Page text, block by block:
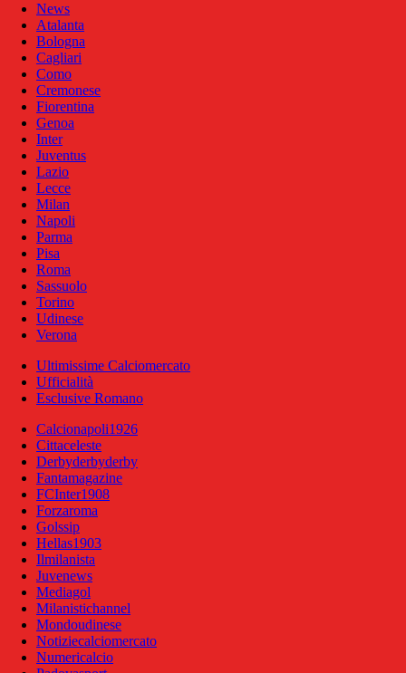
News
Atalanta
Bologna
Cagliari
Como
Cremonese
Fiorentina
Genoa
Inter
Juventus
Lazio
Lecce
Milan
Napoli
Parma
Pisa
Roma
Sassuolo
Torino
Udinese
Verona
Ultimissime Calciomercato
Ufficialità
Esclusive Romano
Calcionapoli1926
Cittaceleste
Derbyderbyderby
Fantamagazine
FCInter1908
Forzaroma
Golssip
Hellas1903
Ilmilanista
Juvenews
Mediagol
Milanistichannel
Mondoudinese
Notiziecalciomercato
Numericalcio